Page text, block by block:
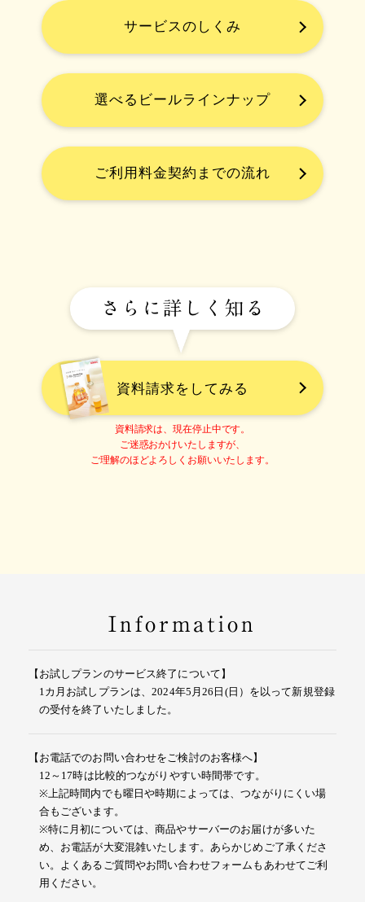
サービスのしくみ
選べるビールラインナップ
ご利用料金契約までの流れ
資料請求をしてみる
資料請求は、現在停止中です。
ご迷惑おかけいたしますが、
ご理解のほどよろしくお願いいたします。
Information
【お試しプランのサービス終了について】
1カ月お試しプランは、2024年5月26日(日）を以って新規登録
の受付を終了いたしました。
【お電話でのお問い合わせをご検討のお客様へ】
12～17時は比較的つながりやすい時間帯です。
※上記時間内でも曜日や時期によっては、つながりにくい場
合もございます。
※特に月初については、商品やサーバーのお届けが多いた
め、お電話が大変混雑いたします。あらかじめご了承くださ
い。よくあるご質問やお問い合わせフォームもあわせてご利
用ください。